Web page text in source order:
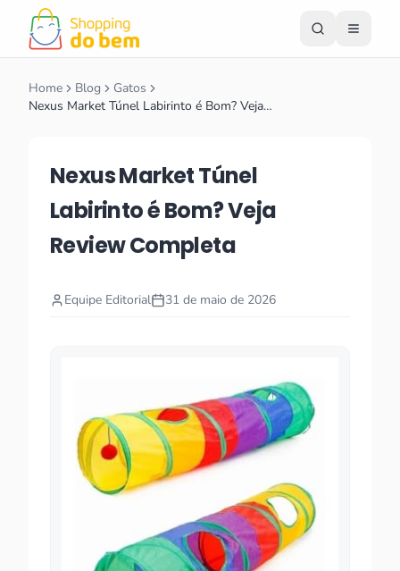
Home Blog
Gatos
Nexus Market Túnel Labirinto é Bom? Veja…
Nexus Market Túnel
Labirinto é Bom? Veja
Review Completa
Equipe Editorial 31 de maio de 2026